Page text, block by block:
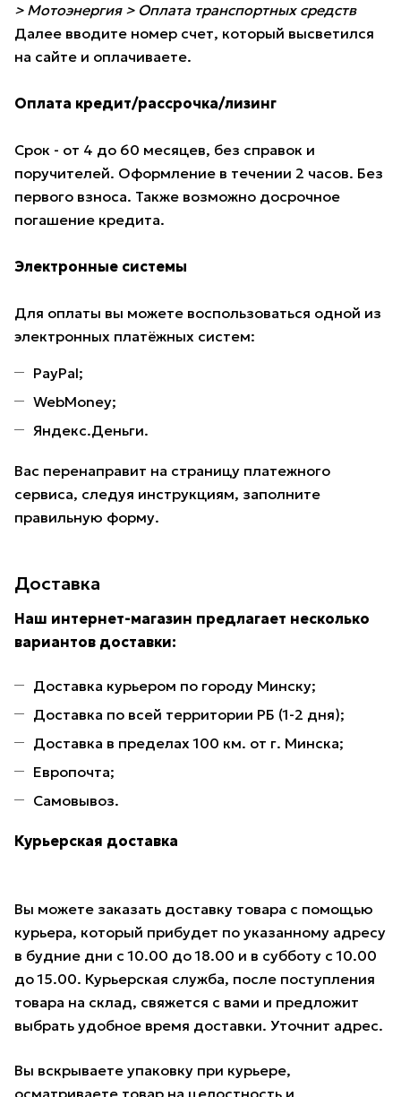
> Мотоэнергия > Оплата транспортных средств
Далее вводите номер счет, который высветился
на сайте и оплачиваете.
Оплата кредит/рассрочка/лизинг
Срок - от 4 до 60 месяцев, без справок и
поручителей. Оформление в течении 2 часов. Без
первого взноса. Также возможно досрочное
погашение кредита.
Электронные системы
Для оплаты вы можете воспользоваться одной из
электронных платёжных систем:
PayPal;
WebMoney;
Яндекс.Деньги.
Вас перенаправит на страницу платежного
сервиса, следуя инструкциям, заполните
правильную форму.
Доставка
Наш интернет-магазин предлагает несколько
вариантов доставки:
Доставка курьером по городу Минску;
Доставка по всей территории РБ (1-2 дня);
Доставка в пределах 100 км. от г. Минска;
Европочта;
Самовывоз.
Курьерская доставка
Вы можете заказать доставку товара с помощью
курьера, который прибудет по указанному адресу
в будние дни с 10.00 до 18.00 и в субботу с 10.00
до 15.00. Курьерская служба, после поступления
товара на склад, свяжется с вами и предложит
выбрать удобное время доставки. Уточнит адрес.
Вы вскрываете упаковку при курьере,